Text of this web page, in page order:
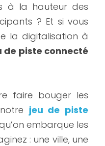
à la hauteur des
? Et si vous
la digitalisation à
de piste connecté
faire bouger les
jeu de piste
embarque les
: une ville, une